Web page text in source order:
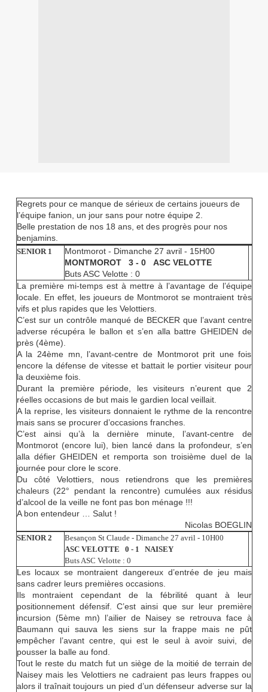
Regrets pour ce manque de sérieux de certains joueurs de
l’équipe fanion, un jour sans pour notre équipe 2.
Belle prestation de nos 18 ans, et des progrès pour nos
benjamins.
SENIOR 1
Montmorot - Dimanche 27 avril - 15H00
MONTMOROT 3 - 0 ASC VELOTTE
Buts ASC Velotte : 0
La première mi-temps est à mettre à l’avantage de l’équipe
locale. En effet, les joueurs de Montmorot se montraient très
vifs et plus rapides que les Velottiers.
C’est sur un contrôle manqué de BECKER que l’avant centre
adverse récupéra le ballon et s’en alla battre GHEIDEN de
près (4ème).
A la 24ème mn, l’avant-centre de Montmorot prit une fois
encore la défense de vitesse et battait le portier visiteur pour
la deuxième fois.
Durant la première période, les visiteurs n’eurent que 2
réelles occasions de but mais le gardien local veillait.
A la reprise, les visiteurs donnaient le rythme de la rencontre
mais sans se procurer d’occasions franches.
C’est ainsi qu’à la dernière minute, l’avant-centre de
Montmorot (encore lui), bien lancé dans la profondeur, s’en
alla défier GHEIDEN et remporta son troisième duel de la
journée pour clore le score.
Du côté Velottiers, nous retiendrons que les premières
chaleurs (22° pendant la rencontre) cumulées aux résidus
d’alcool de la veille ne font pas bon ménage !!!
A bon entendeur … Salut !
Nicolas BOEGLIN
SENIOR 2
Besançon St Claude - Dimanche 27 avril - 10H00
ASC VELOTTE 0 - 1 NAISEY
Buts ASC Velotte : 0
Les locaux se montraient dangereux d’entrée de jeu mais
sans cadrer leurs premières occasions.
Ils montraient cependant de la fébrilité quant à leur
positionnement défensif. C’est ainsi que sur leur première
incursion (5ème mn) l’ailier de Naisey se retrouva face à
Baumann qui sauva les siens sur la frappe mais ne pût
empêcher l’avant centre, qui est le seul à avoir suivi, de
pousser la balle au fond.
Tout le reste du match fut un siège de la moitié de terrain de
Naisey mais les Velottiers ne cadraient pas leurs frappes ou
alors il traînait toujours un pied d’un défenseur adverse sur la